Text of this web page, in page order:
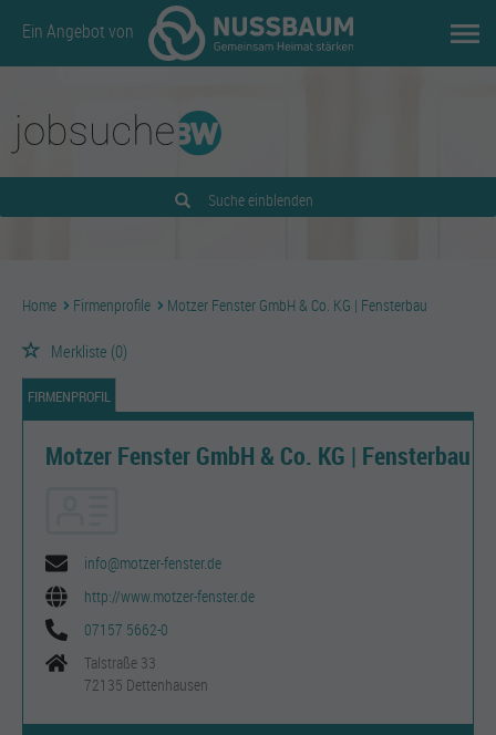
Ein Angebot von
Suche einblenden
Home Firmenprofile Motzer Fenster GmbH & Co. KG | Fensterbau
Merkliste (0)
FIRMENPROFIL
Motzer Fenster GmbH & Co. KG | Fensterbau
info@motzer-fenster.de
http://www.motzer-fenster.de
07157 5662-0
Talstraße 33
72135 Dettenhausen